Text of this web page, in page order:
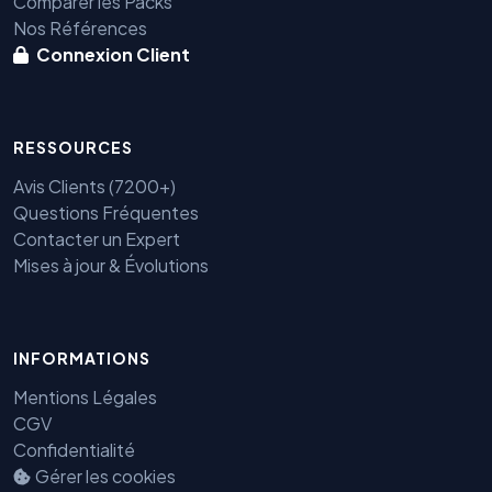
Nos Références
Connexion Client
RESSOURCES
Avis Clients (7200+)
Questions Fréquentes
Contacter un Expert
Mises à jour & Évolutions
INFORMATIONS
Mentions Légales
CGV
Confidentialité
Gérer les cookies
GEO